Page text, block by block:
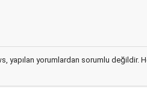
yorumlardan sorumlu değildir.